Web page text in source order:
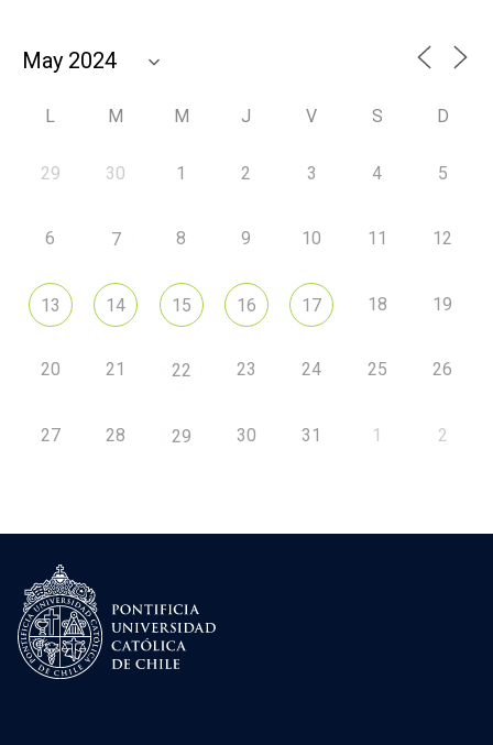
L M M J V S D
29 30 1 2 3 4 5
6 7 8 9 10 11 12
13 14 15 16 17 18 19
20 21 22 23 24 25 26
27 28 29 30 31 1 2